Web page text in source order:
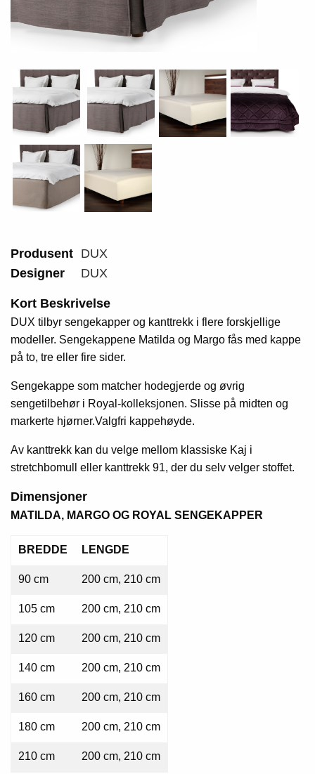
Produsent DUX
Designer
DUX
Kort Beskrivelse
DUX tilbyr sengekapper og kanttrekk i flere forskjellige
modeller. Sengekappene Matilda og Margo fås med kappe
på to, tre eller fire sider.
Sengekappe som matcher hodegjerde og øvrig
sengetilbehør i Royal-kolleksjonen. Slisse på midten og
markerte hjørner.Valgfri kappehøyde.
Av kanttrekk kan du velge mellom klassiske Kaj i
stretchbomull eller kanttrekk 91, der du selv velger stoffet.
Dimensjoner
MATILDA, MARGO OG ROYAL SENGEKAPPER
BREDDE LENGDE
90 cm 200 cm, 210 cm
105 cm 200 cm, 210 cm
120 cm 200 cm, 210 cm
140 cm 200 cm, 210 cm
160 cm 200 cm, 210 cm
180 cm 200 cm, 210 cm
210 cm 200 cm, 210 cm